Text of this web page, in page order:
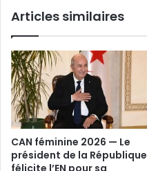
Articles similaires
CAN féminine 2026 — Le
président de la République
félicite l’EN pour sa